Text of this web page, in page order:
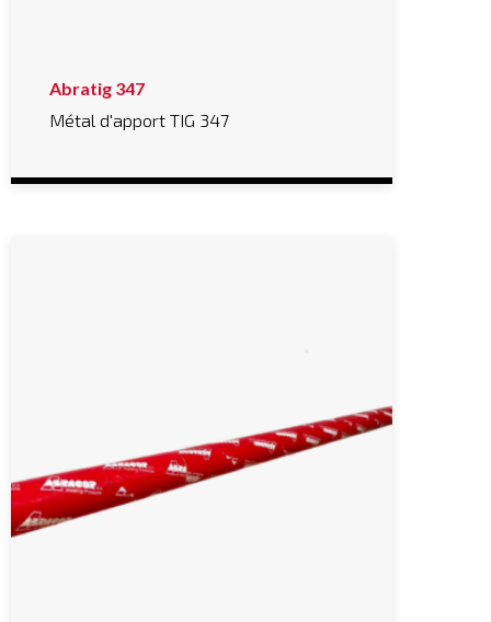
Abratig 347
Métal d'apport TIG 347